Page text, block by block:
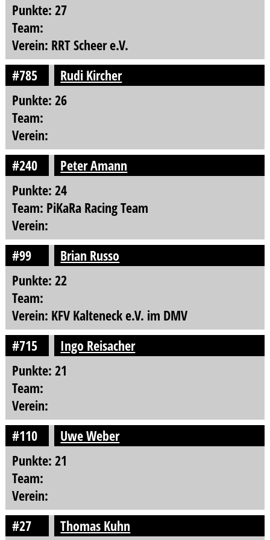
Punkte: 27
Team:
Verein: RRT Scheer e.V.
#785
Rudi Kircher
Punkte: 26
Team:
Verein:
#240
Peter Amann
Punkte: 24
Team: PiKaRa Racing Team
Verein:
#99
Brian Russo
Punkte: 22
Team:
Verein: KFV Kalteneck e.V. im DMV
#715
Ingo Reisacher
Punkte: 21
Team:
Verein:
#110
Uwe Weber
Punkte: 21
Team:
Verein:
#27
Thomas Kuhn